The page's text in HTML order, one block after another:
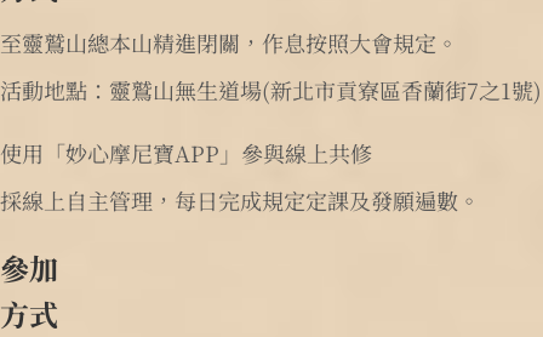
至靈鷲山總本山精進閉關，作息按照大會規定。
活動地點：靈鷲山無生道場(新北市貢寮區香蘭街7之1號)
使用「妙心摩尼寶APP」參與線上共修
採線上自主管理，每日完成規定定課及發願遍數。
參加
方式